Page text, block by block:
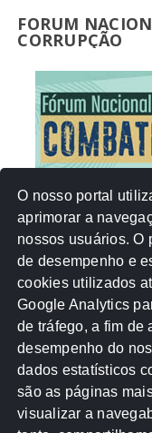
FORUM
CORRUPÇÃO
NUVEM DE TAGS
Acontece na Rede
Atricon Audicom
CREA-MT
MPF Notícias
O nosso portal
aprimorar a
nossos usuários. O
de desempenho e
cookies utilizados
Google Analytics
de tráfego, a fim de
desempenho do
dados estatísticos
são as páginas
visualizar a